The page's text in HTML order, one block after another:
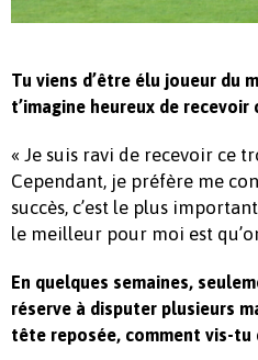
Tu viens d’être élu joueur du
t’imagine heureux de recevoir
« Je suis ravi de recevoir ce
Cependant, je préfère me
succès, c’est le plus
le meilleur pour moi est
En quelques semaines,
réserve à disputer plusieurs
tête reposée, comment vis-tu